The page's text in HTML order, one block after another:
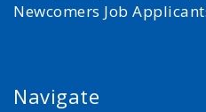
Newcomers Job
Navigate